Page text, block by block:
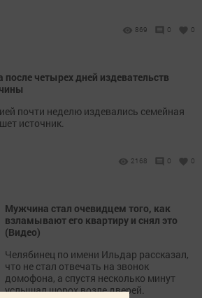
869 0 0
четырех дней издевательств
почти неделю издевались семейная
источник.
2168 0 0
Мужчина стал очевидцем того, как
взламывают его квартиру и снял это
(Видео)
Челябинец по имени Ильдар рассказал,
что не стал отвечать на звонок
домофона, а спустя несколько минут
услышал шорох возле дверей.